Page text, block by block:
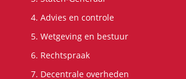
4. Advies en controle
5. Wetgeving en bestuur
6. Rechtspraak
7. Decentrale overheden